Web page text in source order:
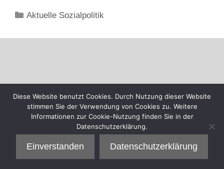
Kategorien
Aktuelle Sozialpolitik
Diese Website benutzt Cookies. Durch Nutzung dieser Website
stimmen Sie der Verwendung von Cookies zu. Weitere
Informationen zur Cookie-Nutzung finden Sie in der
Datenschutzerklärung.
Einverstanden Datenschutzerklärung